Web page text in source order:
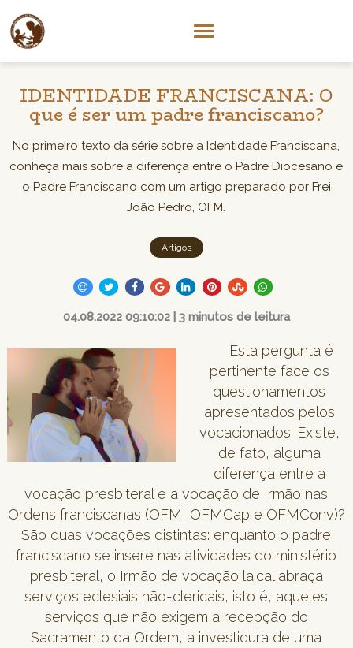
IDENTIDADE FRANCISCANA: O
que é ser um padre franciscano?
No primeiro texto da série sobre a Identidade Franciscana,
conheça mais sobre a diferença entre o Padre Diocesano e
o Padre Franciscano com um artigo preparado por Frei
João Pedro, OFM.
Artigos
04.08.2022 09:10:02 | 3 minutos de leitura
Esta pergunta é
pertinente face os
questionamentos
apresentados pelos
vocacionados. Existe,
de fato, alguma
diferença entre a
vocação presbiteral e a vocação de Irmão nas
Ordens franciscanas (OFM, OFMCap e OFMConv)?
São duas vocações distintas: enquanto o padre
franciscano se insere nas atividades do ministério
presbiteral, o Irmão de vocação laical abraça
serviços eclesiais não-clericais, isto é, aqueles
serviços que não exigem a recepção do
Sacramento da Ordem, a investidura de uma